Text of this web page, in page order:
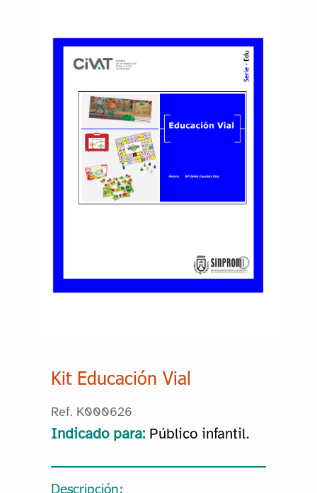
Kit Educación Vial
Ref. K000626
Indicado para: Público infantil.
Descripción: